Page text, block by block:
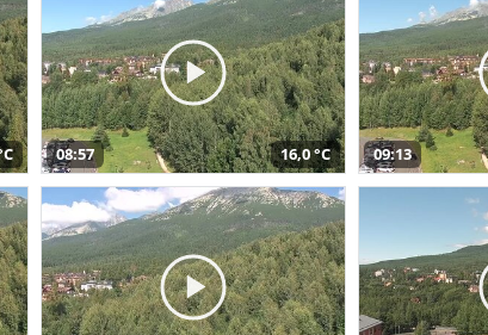
08:57 16,0 °C 09:13